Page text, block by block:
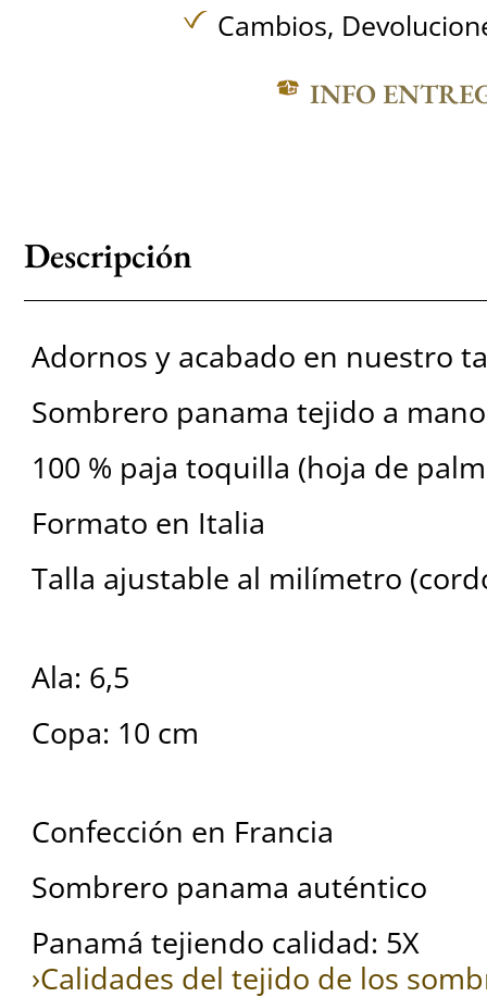
Cambios,
INFO
Descripción
Adornos y acabado en nuestro
Sombrero panama tejido a
100 % paja toquilla (hoja de
Formato en Italia
Talla ajustable al milímetro
Ala: 6,5
Copa: 10 cm
Confección en Francia
Sombrero panama auténtico
Panamá tejiendo calidad: 5X
›Calidades del tejido de los